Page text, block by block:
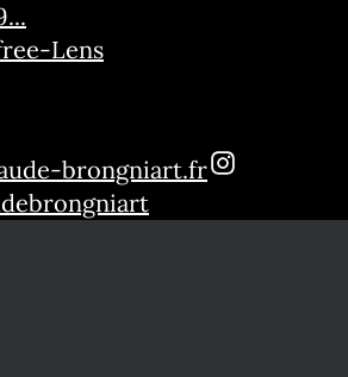
Lens
brongniart.fr